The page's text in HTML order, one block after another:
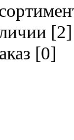
[2]
[0]